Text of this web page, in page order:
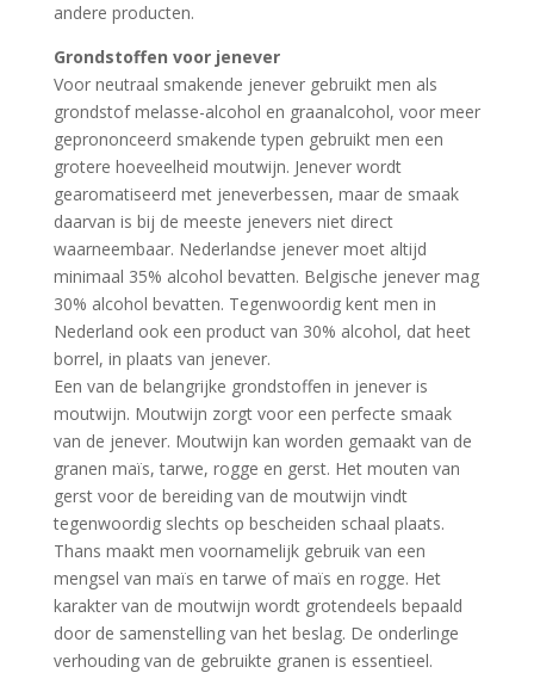
andere producten.
Grondstoffen voor jenever
Voor neutraal smakende jenever gebruikt men als
grondstof melasse-alcohol en graanalcohol, voor meer
geprononceerd smakende typen gebruikt men een
grotere hoeveelheid moutwijn. Jenever wordt
gearomatiseerd met jeneverbessen, maar de smaak
daarvan is bij de meeste jenevers niet direct
waarneembaar. Nederlandse jenever moet altijd
minimaal 35% alcohol bevatten. Belgische jenever mag
30% alcohol bevatten. Tegenwoordig kent men in
Nederland ook een product van 30% alcohol, dat heet
borrel, in plaats van jenever.
Een van de belangrijke grondstoffen in jenever is
moutwijn. Moutwijn zorgt voor een perfecte smaak
van de jenever. Moutwijn kan worden gemaakt van de
granen maïs, tarwe, rogge en gerst. Het mouten van
gerst voor de bereiding van de moutwijn vindt
tegenwoordig slechts op bescheiden schaal plaats.
Thans maakt men voornamelijk gebruik van een
mengsel van maïs en tarwe of maïs en rogge. Het
karakter van de moutwijn wordt grotendeels bepaald
door de samenstelling van het beslag. De onderlinge
verhouding van de gebruikte granen is essentieel.